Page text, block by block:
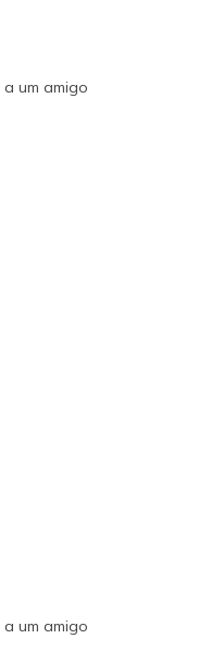
um amigo
um amigo